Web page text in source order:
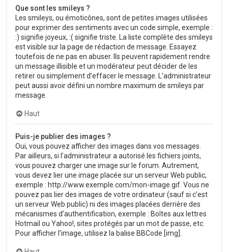
Que sont les smileys ?
Les smileys, ou émoticônes, sont de petites images utilisées
pour exprimer des sentiments avec un code simple, exemple :
:) signifie joyeux, :( signifie triste. La liste complète des smileys
est visible sur la page de rédaction de message. Essayez
toutefois de ne pas en abuser. Ils peuvent rapidement rendre
un message illisible et un modérateur peut décider de les
retirer ou simplement d’effacer le message. L’administrateur
peut aussi avoir défini un nombre maximum de smileys par
message.
Haut
Puis-je publier des images ?
Oui, vous pouvez afficher des images dans vos messages.
Par ailleurs, si l’administrateur a autorisé les fichiers joints,
vous pouvez charger une image sur le forum. Autrement,
vous devez lier une image placée sur un serveur Web public,
exemple : http://www.exemple.com/mon-image.gif. Vous ne
pouvez pas lier des images de votre ordinateur (sauf si c’est
un serveur Web public) ni des images placées derrière des
mécanismes d’authentification, exemple : Boîtes aux lettres
Hotmail ou Yahoo!, sites protégés par un mot de passe, etc.
Pour afficher l’image, utilisez la balise BBCode [img].